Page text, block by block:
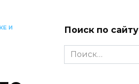
И
Поиск по сайту
Search
for: